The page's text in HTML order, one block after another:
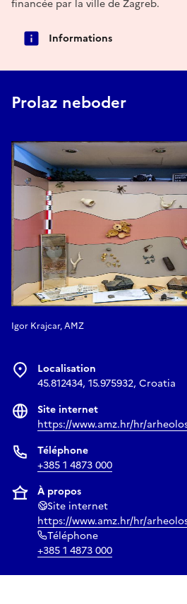
financée par la ville de Zagreb.
Informations
Prolaz neboder
Igor Krajcar, AMZ
Localisation
45.812434, 15.975932, Croatia
Site internet
https://www.amz.hr/hr/
Téléphone
+385 1 4873 000
À propos
Site internet
https://www.amz.hr/hr/
Téléphone
+385 1 4873 000